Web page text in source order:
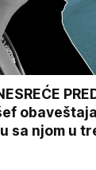
sa njom u